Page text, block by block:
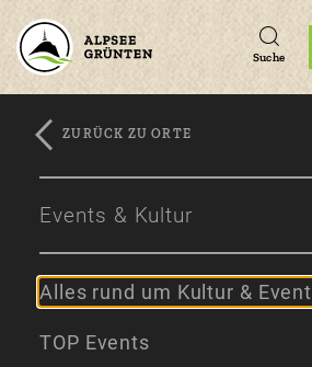
Zum
Zur
Zum
Suche
ZURÜCK ZU ORTE
Events & Kultur
Alles rund um Kultur & Event
TOP Events
Unterkünfte